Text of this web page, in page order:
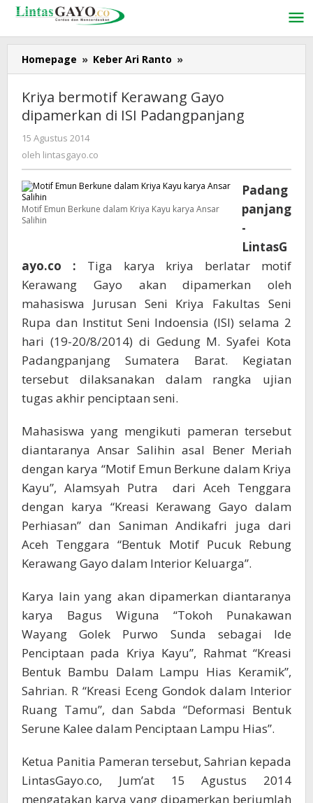
Lewati
konten
Homepage » Keber Ari Ranto »
bermotif
Gayo
dipamerkan
Kriya bermotif Kerawang Gayo
dipamerkan di ISI Padangpanjang
15 Agustus 2014
lintasgayo.co
oleh lintasgayo.co
Motif Emun Berkune dalam Kriya Kayu karya Ansar
Salihin
Padang
panjang
-
LintasG
ayo.co : Tiga karya kriya berlatar motif
Kerawang Gayo akan dipamerkan oleh
mahasiswa Jurusan Seni Kriya Fakultas Seni
Rupa dan Institut Seni Indoensia (ISI) selama 2
hari (19-20/8/2014) di Gedung M. Syafei Kota
Padangpanjang Sumatera Barat. Kegiatan
tersebut dilaksanakan dalam rangka ujian
tugas akhir penciptaan seni.
Mahasiswa yang mengikuti pameran tersebut
diantaranya Ansar Salihin asal Bener Meriah
dengan karya “Motif Emun Berkune dalam Kriya
Kayu”, Alamsyah Putra dari Aceh Tenggara
dengan karya “Kreasi Kerawang Gayo dalam
Perhiasan” dan Saniman Andikafri juga dari
Aceh Tenggara “Bentuk Motif Pucuk Rebung
Kerawang Gayo dalam Interior Keluarga”.
Karya lain yang akan dipamerkan diantaranya
karya Bagus Wiguna “Tokoh Punakawan
Wayang Golek Purwo Sunda sebagai Ide
Penciptaan pada Kriya Kayu”, Rahmat “Kreasi
Bentuk Bambu Dalam Lampu Hias Keramik”,
Sahrian. R “Kreasi Eceng Gondok dalam Interior
Ruang Tamu”, dan Sabda “Deformasi Bentuk
Serune Kalee dalam Penciptaan Lampu Hias”.
Ketua Panitia Pameran tersebut, Sahrian kepada
LintasGayo.co, Jum’at 15 Agustus 2014
mengatakan karya yang dipamerkan berjumlah